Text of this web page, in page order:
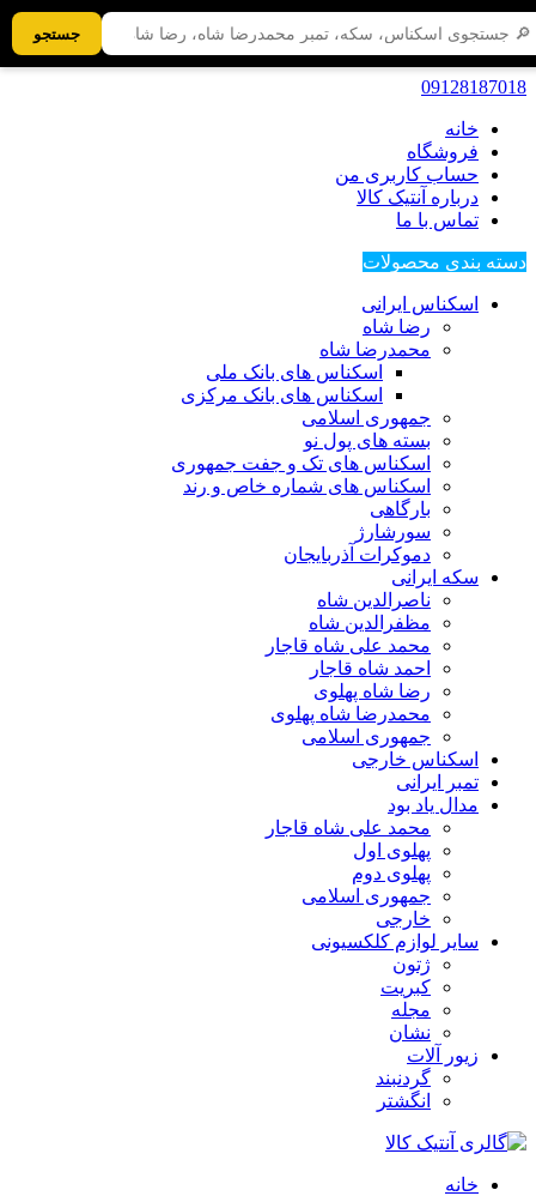
09128187018
خانه
فروشگاه
حساب کاربری من
درباره آنتیک کالا
تماس با ما
دسته بندی محصولات
اسکناس ایرانی
رضا شاه
محمدرضا شاه
اسکناس های بانک ملی
اسکناس های بانک مرکزی
جمهوری اسلامی
بسته های پول نو
اسکناس های تک و جفت جمهوری
اسکناس های شماره خاص و رند
بارگاهی
سورشارژ
دموکرات آذربایجان
سکه ایرانی
ناصرالدین شاه
مظفرالدین شاه
محمد علی شاه قاجار
احمد شاه قاجار
رضا شاه پهلوی
محمدرضا شاه پهلوی
جمهوری اسلامی
اسکناس خارجی
تمبر ایرانی
مدال یاد بود
محمد علی شاه قاجار
پهلوی اول
پهلوی دوم
جمهوری اسلامی
خارجی
سایر لوازم کلکسیونی
ژتون
کبریت
مجله
نشان
زیور آلات
گردنبند
انگشتر
خانه
جستجو